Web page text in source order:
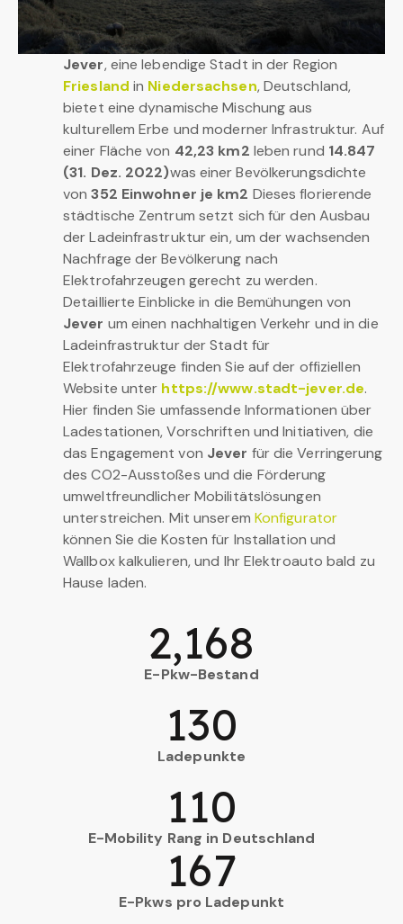
Jever, eine lebendige Stadt in der Region
Friesland in Niedersachsen, Deutschland,
bietet eine dynamische Mischung aus
kulturellem Erbe und moderner Infrastruktur. Auf
einer Fläche von 42,23 km2 leben rund 14.847
(31. Dez. 2022)was einer Bevölkerungsdichte
von352 Einwohner je km2 Dieses florierende
städtische Zentrum setzt sich für den Ausbau
der Ladeinfrastruktur ein, um der wachsenden
Nachfrage der Bevölkerung nach
Elektrofahrzeugen gerecht zu werden.
Detaillierte Einblicke in die Bemühungen von
Jever um einen nachhaltigen Verkehr und in die
Ladeinfrastruktur der Stadt für
Elektrofahrzeuge finden Sie auf der offiziellen
Website unter https://www.stadt-jever.de.
Hier finden Sie umfassende Informationen über
Ladestationen, Vorschriften und Initiativen, die
das Engagement von Jever für die Verringerung
des CO2-Ausstoßes und die Förderung
umweltfreundlicher Mobilitätslösungen
unterstreichen. Mit unserem Konfigurator
können Sie die Kosten für Installation und
Wallbox kalkulieren, und Ihr Elektroauto bald zu
Hause laden.
E-Pkw-Bestand
2,168
Ladepunkte
130
E-Mobility Rang in Deutschland
110
E-Pkws pro Ladepunkt
167